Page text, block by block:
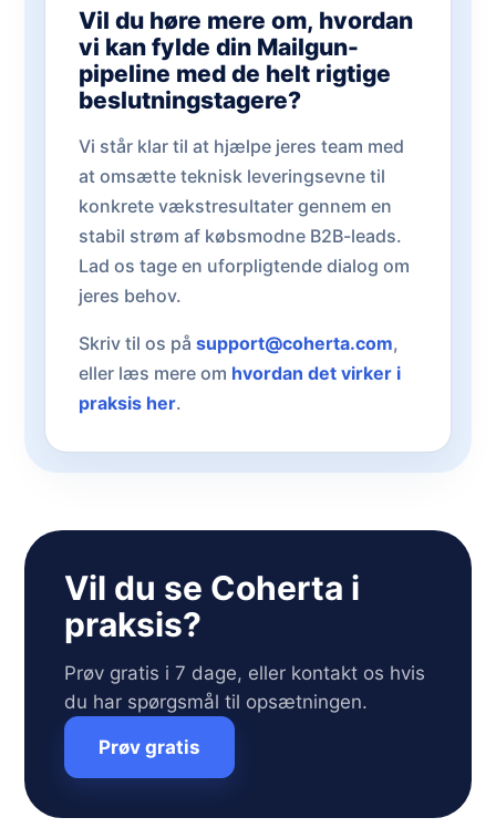
Vil du høre mere om, hvordan
vi kan fylde din Mailgun-
pipeline med de helt rigtige
beslutningstagere?
Vi står klar til at hjælpe jeres team med
at omsætte teknisk leveringsevne til
konkrete vækstresultater gennem en
stabil strøm af købsmodne B2B-leads.
Lad os tage en uforpligtende dialog om
jeres behov.
Skriv til os på support@coherta.com,
eller læs mere om hvordan det virker i
praksis her.
Vil du se Coherta i
praksis?
Prøv gratis i 7 dage, eller kontakt os hvis
du har spørgsmål til opsætningen.
Prøv gratis